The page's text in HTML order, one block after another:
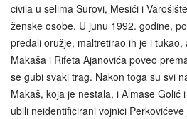
civila u selima Surovi, Mesići i
ženske osobe. U junu 1992. godine,
predali oružje, maltretirao ih je i tukao,
Makaša i Rifeta Ajanovića poveo
se gubi svaki trag. Nakon toga su svi
Makaš, koja je nestala, i Almase Golić
ubili neidentificirani vojnici